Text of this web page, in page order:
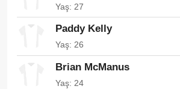
Yaş: 27
Paddy Kelly
Yaş: 26
Brian McManus
Yaş: 24